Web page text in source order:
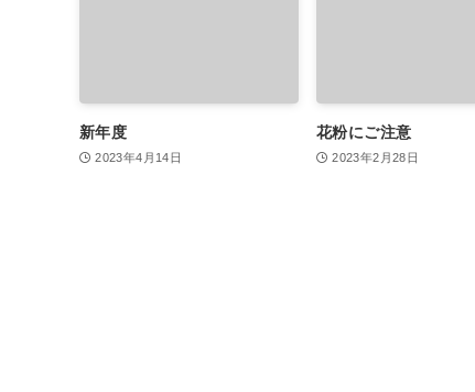
新年度
2023年4月14日
花粉にご注意
2023年2月28日